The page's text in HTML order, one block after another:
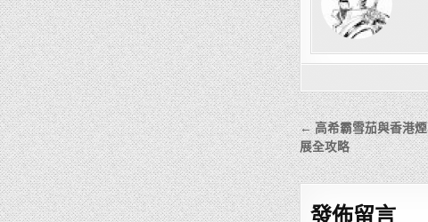
文
章
導
覽
← 高希霸雪茄與香港
展全攻略
發佈留言